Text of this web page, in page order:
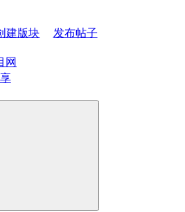
建版块 发布帖子